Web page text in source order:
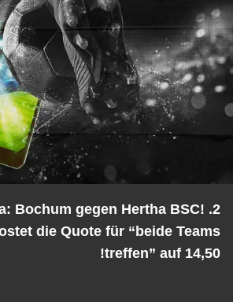
Bochum gegen Hertha BSC!
die Quote für “beide Teams
treffen” auf 14,50!